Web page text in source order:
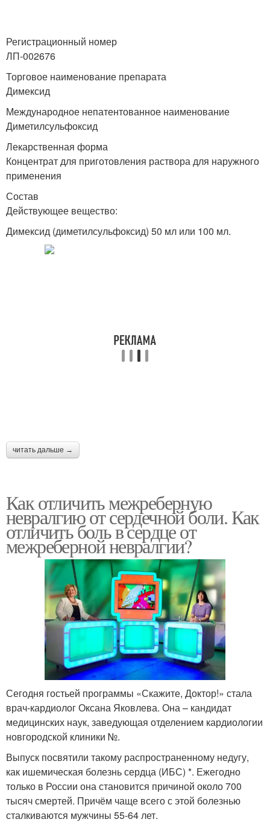
Регистрационный номер
ЛП-002676
Торговое наименование препарата
Димексид
Международное непатентованное наименование
Диметилсульфоксид
Лекарственная форма
Концентрат для приготовления раствора для наружного
применения
Состав
Действующее вещество:
Димексид (диметилсульфоксид) 50 мл или 100 мл.
читать дальше →
Как отличить межреберную
невралгию от сердечной боли. Как
отличить боль в сердце от
межреберной невралгии?
Сегодня гостьей программы «Скажите, Доктор!» стала
врач-кардиолог Оксана Яковлева. Она – кандидат
медицинских наук, заведующая отделением кардиологии
новгородской клиники №.
Выпуск посвятили такому распространенному недугу,
как ишемическая болезнь сердца (ИБС) *. Ежегодно
только в России она становится причиной около 700
тысяч смертей. Причём чаще всего с этой болезнью
сталкиваются мужчины 55-64 лет.